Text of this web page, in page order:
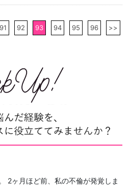
91 92 93 94 95 96 >>
2ヶ月ほど前、私の不倫が発覚しま